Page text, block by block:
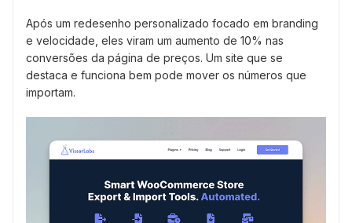
Após um redesenho personalizado focado em branding
e velocidade, eles viram um aumento de 10% nas
conversões da página de preços. Um site que se
destaca e funciona bem pode mover os números que
importam.